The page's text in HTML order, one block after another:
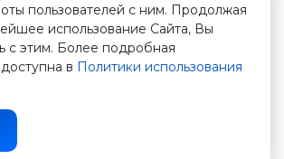
пользователей с ним. Продолжая
использование Сайта, Вы
с этим. Более подробная
в Политики использования
© 2026 Вся спецтехника
info@vstshop.ru